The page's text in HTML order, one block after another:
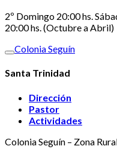
2º Domingo 20:00 hs.
20:00 hs. (Octubre a Abril)
Colonia Seguín
Santa Trinidad
Dirección
Pastor
Actividades
Colonia Seguín – Zona